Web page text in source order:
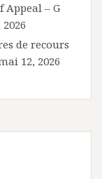
Appeal – G
de recours
12, 2026